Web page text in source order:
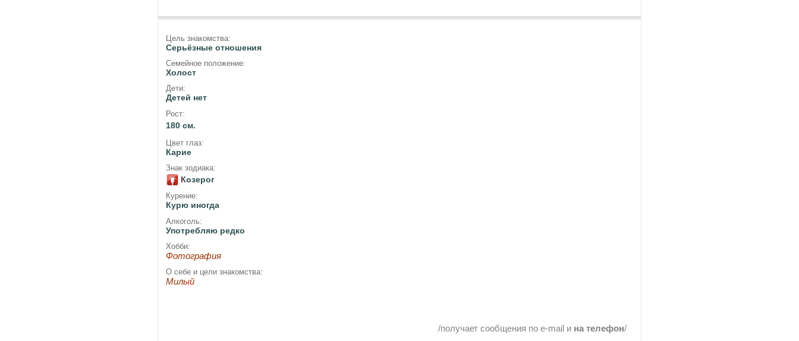
Цель знакомства:
Серьёзные отношения
Семейное положение:
Холост
Дети:
Детей нет
Рост:
180 см.
Цвет глаз:
Карие
Знак зодиака:
Козерог
Курение:
Курю иногда
Алкоголь:
Употребляю редко
Хобби:
Фотография
О себе и цели знакомства:
Милый
/получает сообщения по e-mail и на телефон/